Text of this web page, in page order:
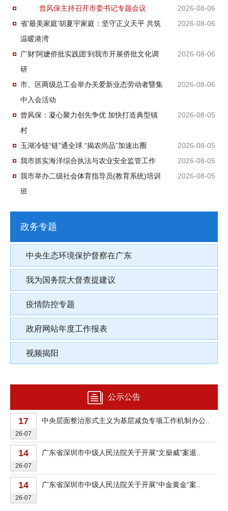
2026-08-06
曾风保主持召开市委书记专题会议
2026-08-06
省'最美家庭'胡夏宇家庭：坚守正义天平 共筑
温暖港湾
2026-08-06
广财'阿嬷侨批实践团'到我市开展侨批文化调
研
2026-08-06
市、区两级总工会举办关爱新业态劳动者暨集
中入会活动
2026-08-05
曾风保：凝心聚力创先争优 加快打造典型镇
村
2026-08-05
玉湖冷链“链”通全球 “揭农尚品”加速出圈
2026-08-05
我市抓实海洋综合执法与农业安全监管工作
2026-08-05
我市举办二级社会体育指导员(教育系统)培训
班
政务专题
中央生态环境保护督察在广东
我为国务院大督查提建议
疫情防控专题
政府网站年度工作报表
视频揭阳
公示公告
29 中国残疾人联合会全国盲人医疗按摩人员考试委员会..
17
26-07
中央层面整治形式主义为基层减负专项工作机制办公..
14
26-07
广东省深圳市中级人民法院关于开展“文燊威”案退..
14
26-07
广东省深圳市中级人民法院关于开展“中金黄金”案..